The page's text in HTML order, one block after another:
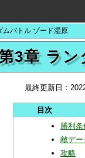
ムバトル ゾード湿原
3章 ラ
最終更新日：
勝利条
敵デー
攻略